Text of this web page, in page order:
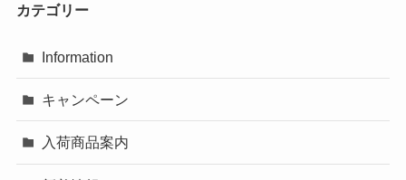
カテゴリー
Information
キャンペーン
入荷商品案内